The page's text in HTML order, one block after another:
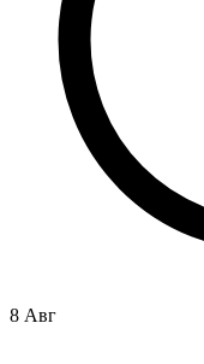
8 Авг